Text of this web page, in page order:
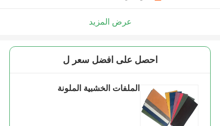
عرض المزيد
احصل على افضل سعر ل
الملفات الخشبية الملونة